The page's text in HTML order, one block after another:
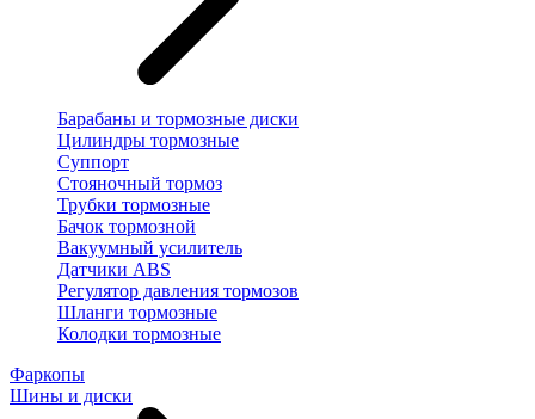
Барабаны и тормозные диски
Цилиндры тормозные
Суппорт
Стояночный тормоз
Трубки тормозные
Бачок тормозной
Вакуумный усилитель
Датчики ABS
Регулятор давления тормозов
Шланги тормозные
Колодки тормозные
Фаркопы
Шины и диски